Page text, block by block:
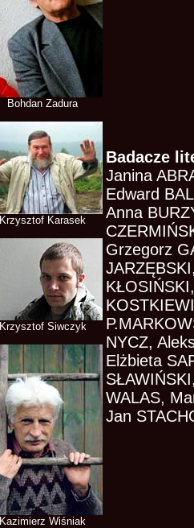
Bohdan Zadura
Krzysztof Karasek
Krzysztof Siwczyk
Kazimierz Wiśniak
Badacze
Janina
Edward
Anna
Grzegorz
NYCZ,
Elżbieta
WALAS,
Jan